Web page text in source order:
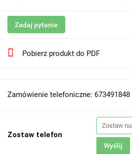
Zadaj pytanie
Pobierz produkt do PDF
Zamówienie telefoniczne: 673491848
Zostaw telefon
Wyślij